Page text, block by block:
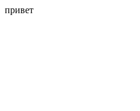
привет